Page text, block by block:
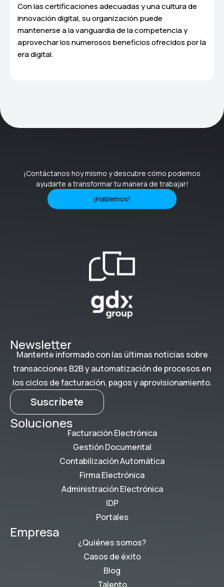
Con las certificaciones adecuadas y una cultura de
innovación digital, su organización puede
mantenerse a la vanguardia de la competencia y
aprovechar los numerosos beneficios ofrecidos por la
era digital.
¡Contáctanos hoy mismo y descubre cómo podemos
ayudarte a transformar tu manera de trabajar!
¡Hablemos!
Newsletter
Mantente informado con las últimas noticias sobre
transacciones B2B y automatización de procesos en
los ciclos de facturación, pagos y aprovisionamiento.
Suscríbete
Soluciones
Facturación Electrónica
Gestión Documental
Contabilización Automática
Firma Electrónica
Administración Electrónica
IDP
Portales
Empresa
¿Quiénes somos?
Casos de éxito
Blog
Talento